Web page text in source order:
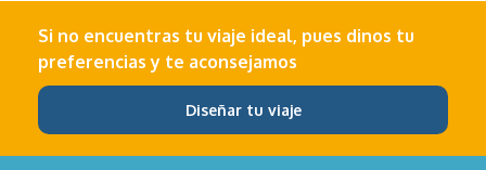
Si no encuentras tu viaje ideal, pues dinos tu
preferencias y te aconsejamos
Diseñar tu viaje